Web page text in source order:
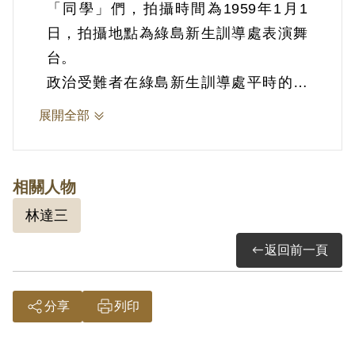
「同學」們，拍攝時間為1959年1月1
日，拍攝地點為綠島新生訓導處表演舞
台。
政治受難者在綠島新生訓導處平時的生
活，主要以上課及勞動為主，初期尤以勞
「勞動改造營」；能在日復一日高體力勞
動的監禁生活得到一點喘息的機會，即是
參加由綠島新生訓導處舉辦深具宣傳意義
的文藝活動，政治受難者能以參加、準
詮釋者：梁正杰
展開全部
相關人物
林達三
返回前一頁
分享 列印